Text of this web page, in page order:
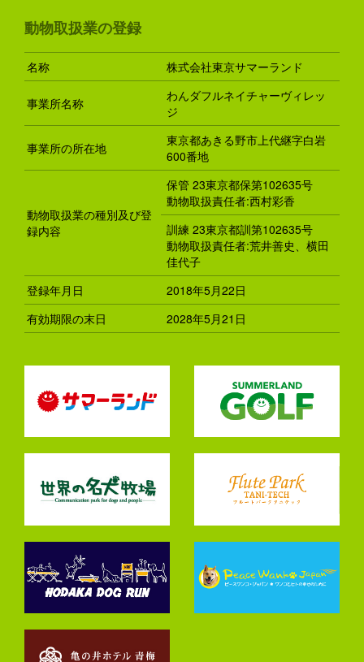
動物取扱業の登録
名称 株式会社東京サマーランド
事業所名称
わんダフルネイチャーヴィレッ
ジ
事業所の所在地
東京都あきる野市上代継字白岩
600番地
動物取扱業の種別及び登
録内容
保管 23東京都保第102635号
動物取扱責任者:西村彩香
訓練 23東京都訓第102635号
動物取扱責任者:荒井善史、横田
佳代子
登録年月日
2018年5月22日
有効期限の末日
2028年5月21日